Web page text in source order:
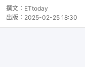
撰文： ETtoday
出版： 2025-02-25 18:30